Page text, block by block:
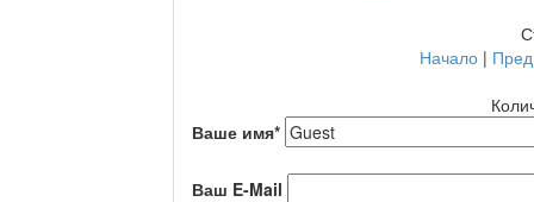
Начало |
Ваше имя*
Ваш E-Mail